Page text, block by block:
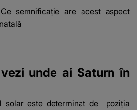
semnificație are acest aspect
unde ai Saturn în
solar este determinat de poziția